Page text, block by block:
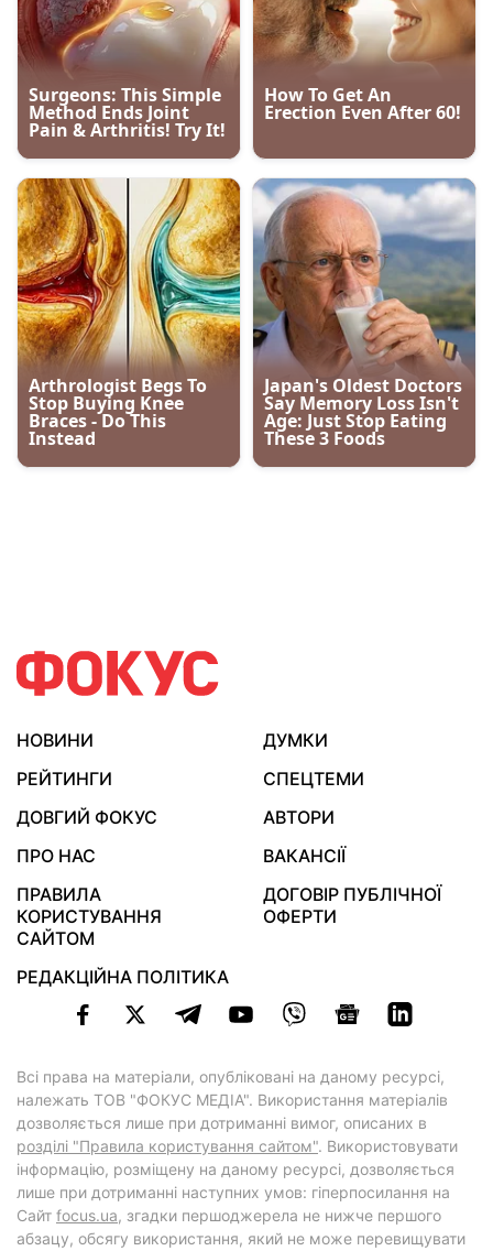
НОВИНИ
ДУМКИ
РЕЙТИНГИ
СПЕЦТЕМИ
ДОВГИЙ ФОКУС
АВТОРИ
ПРО НАС
ВАКАНСІЇ
ПРАВИЛА
КОРИСТУВАННЯ
САЙТОМ
ДОГОВІР ПУБЛІЧНОЇ
ОФЕРТИ
РЕДАКЦІЙНА ПОЛІТИКА
Всі права на матеріали, опубліковані на даному ресурсі,
належать ТОВ "ФОКУС МЕДІА". Використання матеріалів
дозволяється лише при дотриманні вимог, описаних в
розділі "Правила користування сайтом". Використовувати
інформацію, розміщену на даному ресурсі, дозволяється
лише при дотриманні наступних умов: гіперпосилання на
Cайт focus.ua, згадки першоджерела не нижче першого
абзацу, обсягу використання, який не може перевищувати